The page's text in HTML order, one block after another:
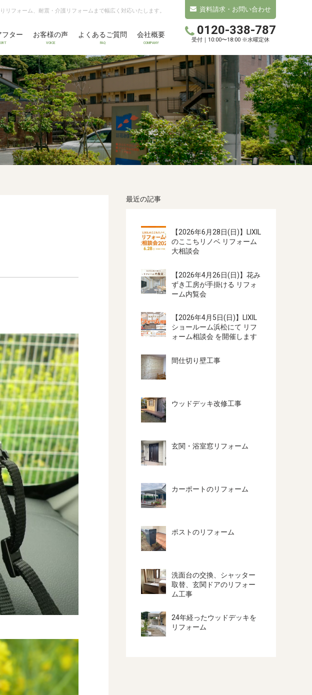
フォーム、耐震・介護リフォームまで幅広く対応いたします。
フター お客様の声
VOICE
よくあるご質問
FAQ
会社概要
COMPANY
資料請求・お問い合わせ
0120-338-787
受付｜10:00〜18:00 ※水曜定休
最近の記事
【2026年6月28日(日)】LIXIL
のここちリノベ リフォーム
大相談会
【2026年4月26日(日)】花み
ずき工房が手掛ける リフォ
ーム内覧会
【2026年4月5日(日)】LIXIL
ショールーム浜松にて リフ
ォーム相談会 を開催します
間仕切り壁工事
ウッドデッキ改修工事
玄関・浴室窓リフォーム
カーポートのリフォーム
ポストのリフォーム
洗面台の交換、シャッター
取替、玄関ドアのリフォー
ム工事
24年経ったウッドデッキを
リフォーム